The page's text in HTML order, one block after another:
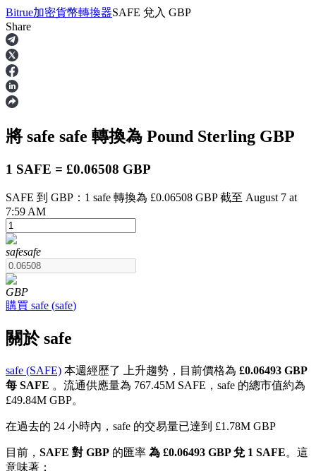
合約
多種以USDT結算的永續合約
幣本位永續
以數字貨幣為保證金的永續合約
Bitrue加密貨幣轉換器SAFE 兌入 GBP
Share
將 safe safe 轉換為 Pound Sterling GBP
1 SAFE = £0.06508 GBP
SAFE 到 GBP：1 safe 轉換為 £0.06508 GBP 截至 August 7 at
7:59 AM
safesafe
GBP
購買 safe (safe)
關於 safe
safe (SAFE) 本週經歷了 上升趨勢，目前價格為 £0.06493 GBP
每 SAFE 。流通供應量為 767.45M SAFE，safe 的總市值約為
£49.84M GBP。
在過去的 24 小時內，safe 的交易量已達到 £1.78M GBP
目前， SAFE 對 GBP 的匯率 為 £0.06493 GBP 兌 1 SAFE。這
意味著：